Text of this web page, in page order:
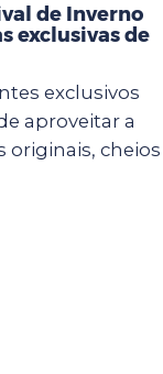
de Inverno
exclusivas de
exclusivos
aproveitar a
cheios